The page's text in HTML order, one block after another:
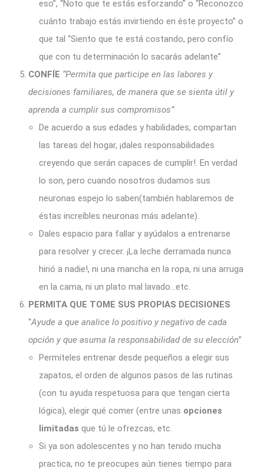
eso”, “Noto que te estás esforzando” o “Reconozco
cuánto trabajo estás invirtiendo en éste proyecto” o
que tal “Siento que te está costando, pero confío
que con tu determinación lo sacarás adelante”
CONFÍE “Permita que participe en las labores y
decisiones familiares, de manera que se sienta útil y
aprenda a cumplir sus compromisos”
De acuerdo a sus edades y habilidades, compartan
las tareas del hogar, ¡dales responsabilidades
creyendo que serán capaces de cumplir!. En verdad
lo son, pero cuando nosotros dudamos sus
neuronas espejo lo saben(también hablaremos de
éstas increíbles neuronas más adelante).
Dales espacio para fallar y ayúdalos a entrenarse
para resolver y crecer. ¡La leche derramada nunca
hirió a nadie!, ni una mancha en la ropa, ni una arruga
en la cama, ni un plato mal lavado…etc.
PERMITA QUE TOME SUS PROPIAS DECISIONES
“Ayude a que analice lo positivo y negativo de cada
opción y que asuma la responsabilidad de su elección”
Permíteles entrenar desde pequeños a elegir sus
zapatos, el orden de algunos pasos de las rutinas
(con tu ayuda respetuosa para que tengan cierta
lógica), elegir qué comer (entre unas opciones
limitadas que tú le ofrezcas, etc.
Si ya son adolescentes y no han tenido mucha
practica, no te preocupes aún tienes tiempo para